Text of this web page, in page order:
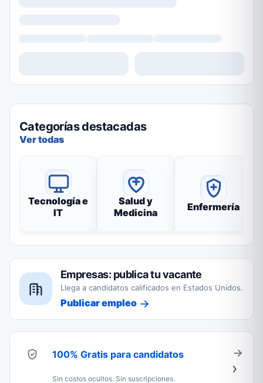
Categorías destacadas
Ver todas
Tecnología e
IT
Salud y
Medicina
Enfermería
Empresas: publica tu vacante
Llega a candidatos calificados en Estados Unidos.
Publicar empleo
100% Gratis para candidatos
Sin costos ocultos. Sin suscripciones.